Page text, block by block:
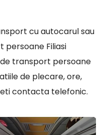
cu autocarul sau
Filiasi
transport persoane
de plecare, ore,
contacta telefonic.